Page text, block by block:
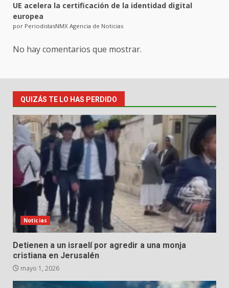
UE acelera la certificación de la identidad digital
europea
por PeriodistasNMX Agencia de Noticias
No hay comentarios que mostrar.
QUIZÁS TE LO HAS PERDIDO
Noticias
Detienen a un israelí por agredir a una monja
cristiana en Jerusalén
mayo 1, 2026